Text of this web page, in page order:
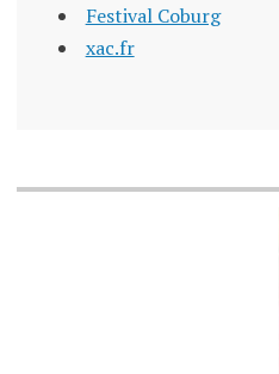
Festival Coburg
xac.fr